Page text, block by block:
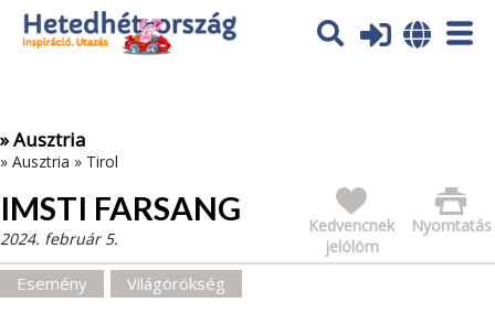
Az oldal sütiket (cookies) használ. További tájékoztatás itt:
Adatvédelmi tájékoztató
» Ausztria
» Ausztria » Tirol
IMSTI FARSANG Nyomtatás
Kedvencnek
jelölöm
2024. február 5.
Esemény Világörökség